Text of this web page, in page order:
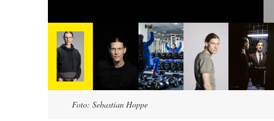
Foto: Sebastian Hoppe